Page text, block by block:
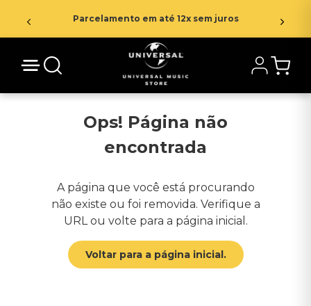
Parcelamento em até 12x sem juros
Ops! Página não
encontrada
A página que você está procurando
não existe ou foi removida. Verifique a
URL ou volte para a página inicial.
Voltar para a página inicial.